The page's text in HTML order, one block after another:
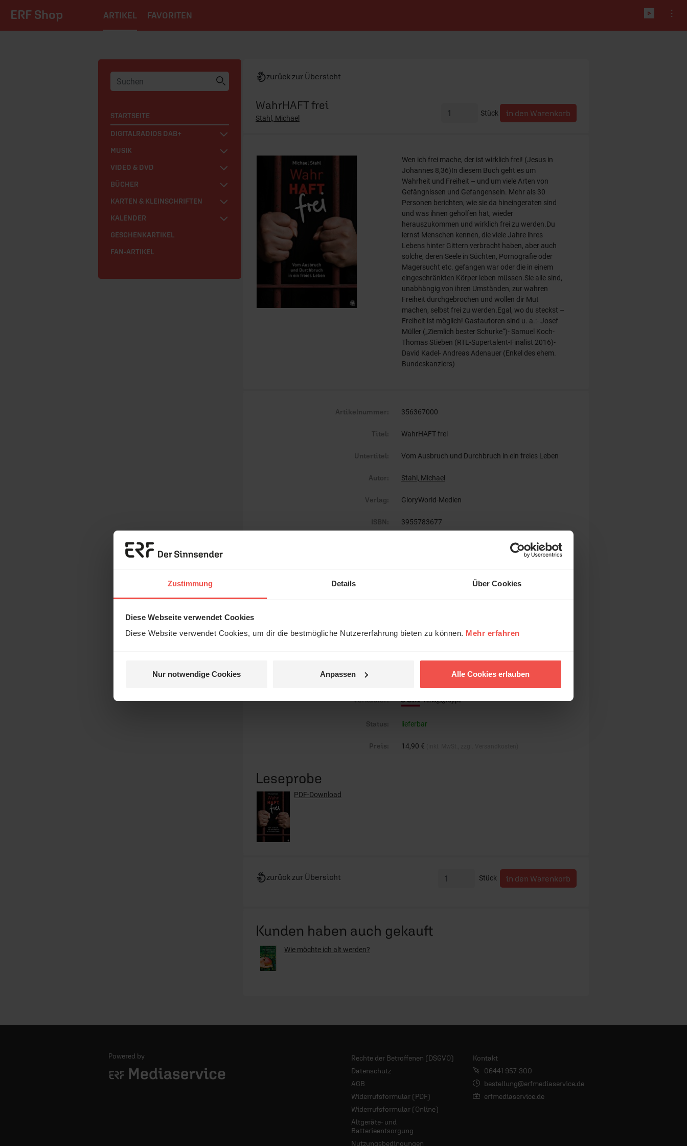
Zustimmung Details Über Cookies
Diese Webseite verwendet Cookies
Diese Website verwendet Cookies, um dir die bestmögliche Nutzererfahrung bieten zu können. Mehr erfahren
Nur notwendige Cookies Anpassen Alle Cookies erlauben
ERF Shop ARTIKEL FAVORITEN
STARTSEITE
DIGITALRADIOS DAB+
MUSIK
VIDEO & DVD
BÜCHER
KARTEN & KLEINSCHRIFTEN
KALENDER
GESCHENKARTIKEL
FAN-ARTIKEL
zurück zur Übersicht
Stück
WahrHAFT frei
Stahl, Michael
Wen ich frei mache, der ist wirklich frei! (Jesus in
Johannes 8,36)In diesem Buch geht es um
Wahrheit und Freiheit – und um viele Arten von
Gefängnissen und Gefangensein. Mehr als 30
Personen berichten, wie sie da hineingeraten sind
und was ihnen geholfen hat, wieder
herauszukommen und wirklich frei zu werden.Du
lernst Menschen kennen, die viele Jahre ihres
Lebens hinter Gittern verbracht haben, aber auch
solche, deren Seele in Süchten, Pornografie oder
Magersucht etc. gefangen war oder die in einem
eingeschränkten Körper leben müssen.Sie alle sind,
unabhängig von ihren Umständen, zur wahren
Freiheit durchgebrochen und wollen dir Mut
machen, selbst frei zu werden.Egal, wo du steckst –
Freiheit ist möglich! Gastautoren sind u. a.:- Josef
Müller („Ziemlich bester Schurke“)- Samuel Koch-
Thomas Stieben (RTL-Supertalent-Finalist 2016)-
David Kadel- Andreas Adenauer (Enkel des ehem.
Bundeskanzlers)
Artikelnummer: 356367000
Titel: WahrHAFT frei
Untertitel: Vom Ausbruch und Durchbruch in ein freies Leben
Autor: Stahl, Michael
Verlag: GloryWorld-Medien
ISBN: 3955783677
Einband: Paperback
Kurzinfo:
Verkäufer:
Status: lieferbar
Preis: 14,90 €
Leseprobe
PDF-Download
Stück
zurück zur Übersicht
Kunden haben auch gekauft
Wie möchte ich alt werden?
Powered by
Rechte der Betroffenen (DSGVO)
Datenschutz
AGB
Widerrufsformular (PDF)
Widerrufsformular (Online)
Altgeräte- und
Batterieentsorgung
Nutzungsbedingungen
Kontakt
06441 957-300
bestellung@erfmediaservice.de
erfmediaservice.de